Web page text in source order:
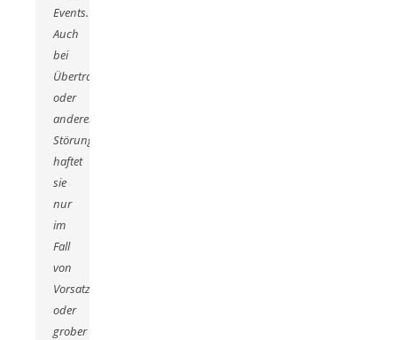
Events.
Auch
bei
Übertragungsfehlern
oder
anderen
Störungen
haftet
sie
nur
im
Fall
von
Vorsatz
oder
grober